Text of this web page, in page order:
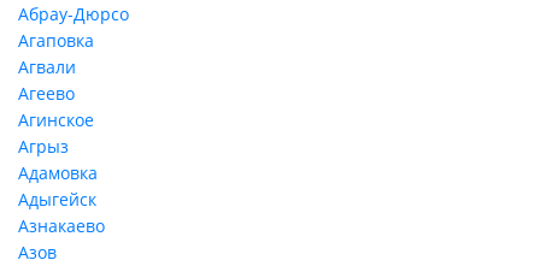
Абрау-Дюрсо
Агаповка
Агвали
Агеево
Агинское
Агрыз
Адамовка
Адыгейск
Азнакаево
Азов